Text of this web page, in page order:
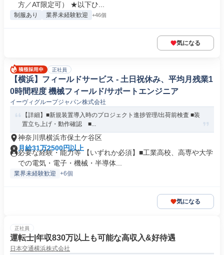
方／AT限定可） ★以下ひ...
制服あり 業界未経験歓迎 +46個
気になる
正社員
【横浜】フィールドサービス - 土日祝休み、平均月残業1
0時間程度 機械フィールド/サポートエンジニア
イーヴィグループジャパン株式会社
【詳細】■新規装置導入時のプロジェクト進捗管理/出荷前検査 ■装
置立ち上げ・動作確認 ■...
神奈川県横浜市保土ケ谷区
月給31万2500円以上
必要な経験・能力等 【いずれか必須】■工業高校、高専や大学
での電気・電子・機械・半導体...
業界未経験歓迎 +6個
気になる
正社員
運転士|年収830万以上も可能な高収入&好待遇
日本交通横浜株式会社